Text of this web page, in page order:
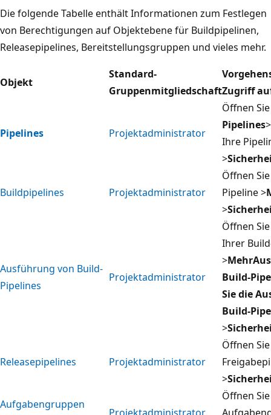
Die folgende Tabelle enthält Informationen zum Festlegen
von Berechtigungen auf Objektebene für Buildpipelinen,
Releasepipelines, Bereitstellungsgruppen und vieles mehr.
Objekt
Standard-
GruppenmitgliedschaftZugriff
Pipelines Projektadministrator
Öffnen Sie
Pipelines>
Ihre
>
Buildpipelines Projektadministrator
Öffnen
Pipeline >
>
Ausführung von Build-
Pipelines
Projektadministrator
Öffnen
Ihrer
>
Build-
Sie die
Build-
>
Releasepipelines Projektadministrator
Öffnen
>
Aufgabengruppen
Projektadministrator
Öffnen